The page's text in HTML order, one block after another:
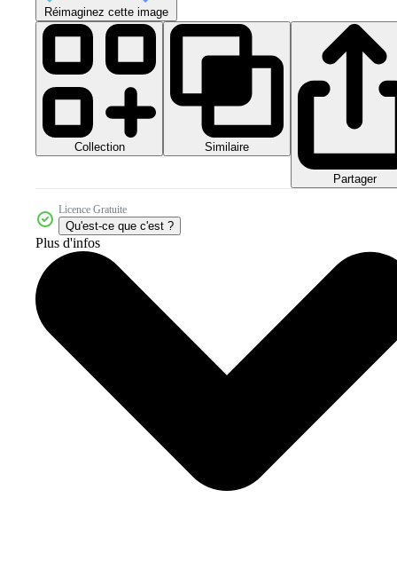
Réimaginez cette image
Collection Similaire
Partager
Licence Gratuite
Qu'est-ce que c'est ?
Plus d'infos